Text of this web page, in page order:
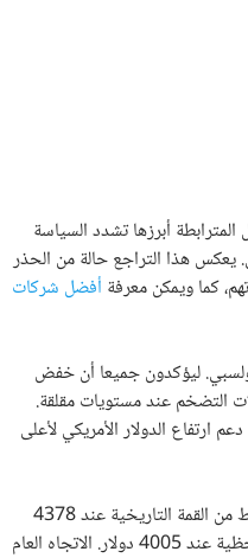
دولار للأونصة، متأثرة بمزيج من العوامل المترابطة أبرزها تشدد السياسة
يعكس هذا التراجع حالة من الحذر
كما ويمكن معرفة أفضل شركات
ليؤكدون جميعا أن خفض
التضخم عند مستويات مقلقة.
بعد أن كانت تتجاوز 90% في الأسبوع الماضي، ما دعم ارتفاع الدولار الأمريكي لأعلى
حالة من التماسك بعد الهبوط من القمة التاريخية عند 4378
دولار ليستقر السعر حاليا قرب 3992 دولار. في الوقت الحالي، يتذبذب المعدن النفيس بين الدعم الرئيسي عند 3950 دولار والمقاومة اللحظية عند 4005 دولار. الاتجاه العام